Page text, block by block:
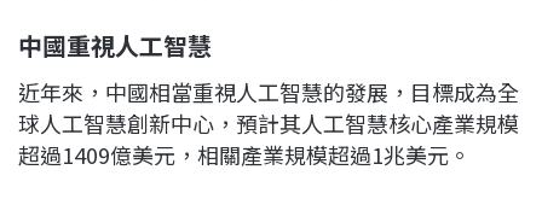
中國重視人工智慧
近年來，中國相當重視人工智慧的發展，目標成為全
球人工智慧創新中心，預計其人工智慧核心產業規模
超過1409億美元，相關產業規模超過1兆美元。